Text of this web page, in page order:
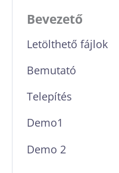
Bevezető
Letölthető fájlok
Bemutató
Telepítés
Demo1
Demo 2